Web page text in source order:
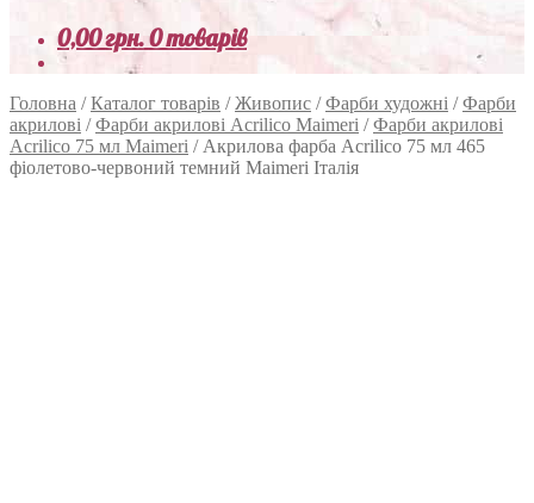
0,00грн.0 товарів
Головна /Каталог товарів /Живопис /Фарби художні /Фарби
акрилові /Фарби акрилові Acrilico Maimeri /Фарби акрилові
Acrilico 75 мл Maimeri / Акрилова фарба Acrilico 75 мл 465
фіолетово-червоний темний Maimeri Італія